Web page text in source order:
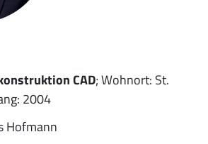
CAD; Wohnort: St.
2004
Hofmann